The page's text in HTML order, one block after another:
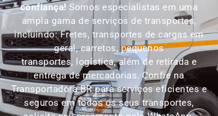
confiança! Somos especialistas em uma
ampla gama de serviços de transportes,
incluindo: Fretes, transportes de cargas em
geral, carretos, pequenos
transportes, logística, além de retirada e
entrega de mercadorias. Confie na
Transportadora BR para serviços eficientes e
seguros em todos os seus transportes,